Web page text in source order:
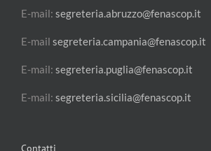
E-mail: segreteria.abruzzo@fenascop.it
E-mail segreteria.campania@fenascop.it
E-mail: segreteria.puglia@fenascop.it
E-mail: segreteria.sicilia@fenascop.it
Contatti